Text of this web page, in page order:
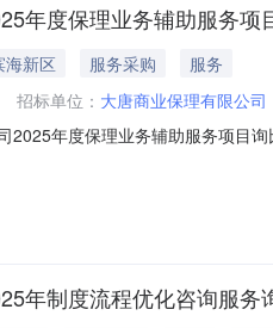
年度保理业务辅助服务项
海新区 服务采购
服务
招标单位： 大唐商业保理有限公司
2025年度保理业务辅助服务项目
分公司八、采购执行人：严冰清
年制度流程优化咨询服务